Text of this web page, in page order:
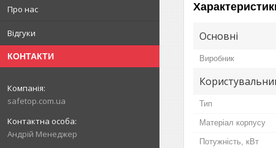
Про нас
Відгуки
КОНТАКТИ
safetop.com.ua
Андрій Менеджер
Основні
Виробник
Тип
Матеріал корпусу
Потужність, кВт